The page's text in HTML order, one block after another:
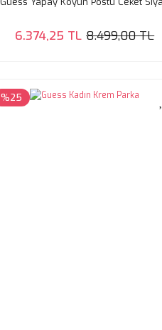
6.374,25 TL 8.499,00 TL
%25